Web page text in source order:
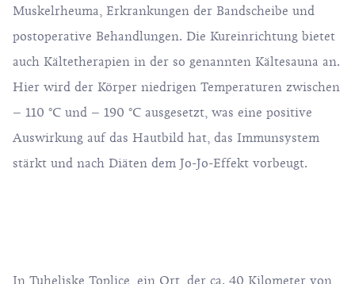
Muskelrheuma, Erkrankungen der Bandscheibe und
postoperative Behandlungen. Die Kureinrichtung bietet
auch Kältetherapien in der so genannten Kältesauna an.
Hier wird der Körper niedrigen Temperaturen zwischen
– 110 °C und – 190 °C ausgesetzt, was eine positive
Auswirkung auf das Hautbild hat, das Immunsystem
stärkt und nach Diäten dem Jo-Jo-Effekt vorbeugt.
In Tuheljske Toplice, ein Ort, der ca. 40 Kilometer von